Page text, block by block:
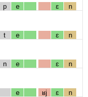
p e ɛ n
t e ɛ n
n e ɛ n
e ʁj ɛ n